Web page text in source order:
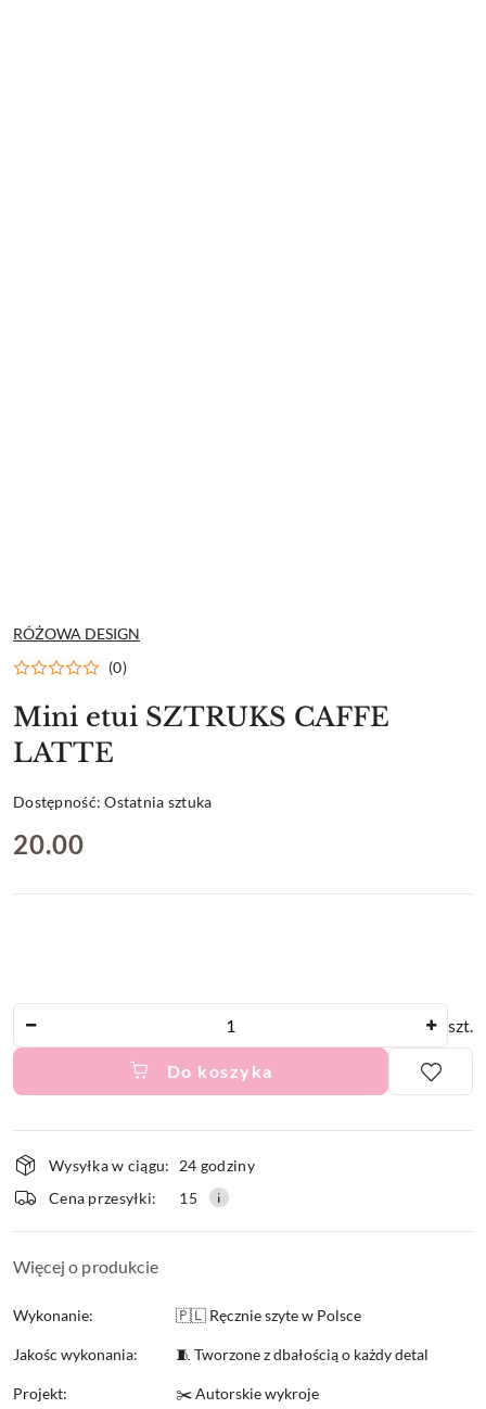
NAZWA
PRODUCENTA:
RÓŻOWA DESIGN
(0)
Mini etui SZTRUKS CAFFE
LATTE
Dostępność:Ostatnia sztuka
cena:
20.00
szt.
Do koszyka
i
dostawa
Wysyłka w ciągu:
24 godziny
Cena przesyłki:
15
Więcej o produkcie
Wykonanie: 🇵🇱 Ręcznie szyte w Polsce
Jakośc wykonania: 🧵 Tworzone z dbałością o każdy detal
Projekt: ✂️ Autorskie wykroje